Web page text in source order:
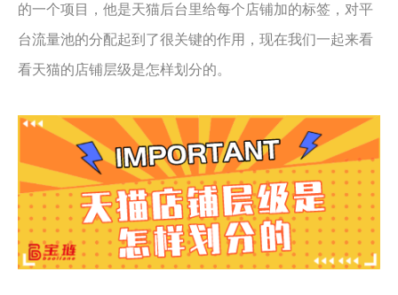
的一个项目，他是天猫后台里给每个店铺加的标签，对平
台流量池的分配起到了很关键的作用，现在我们一起来看
看天猫的店铺层级是怎样划分的。